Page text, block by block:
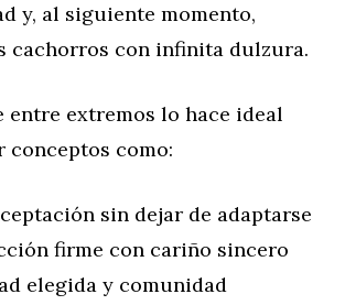
y, al siguiente momento,
cachorros con infinita dulzura.
entre extremos lo hace ideal
como:
sin dejar de adaptarse
firme con cariño sincero
elegida y comunidad